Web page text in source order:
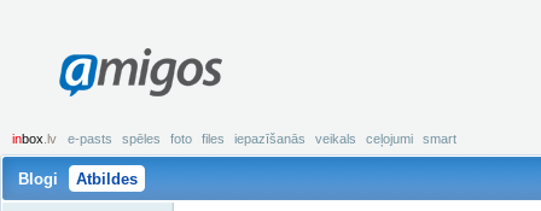
amigos
inbox .lv e-pasts spēles foto files iepazīšanās veikals ceļojumi smart
Blogi Atbildes